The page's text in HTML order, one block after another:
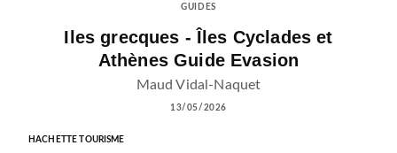
GUIDES
Iles grecques - Îles Cyclades et
Athènes Guide Evasion
Maud Vidal-Naquet
13/05/2026
HACHETTE TOURISME